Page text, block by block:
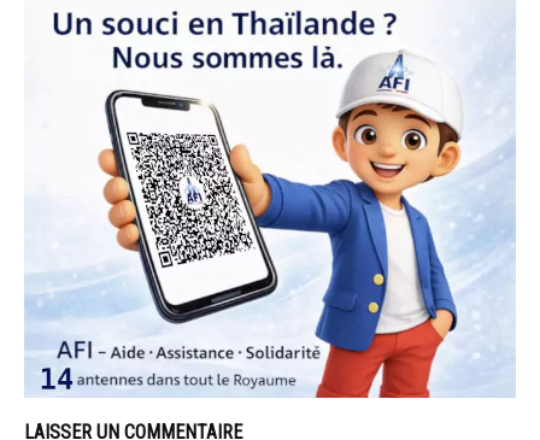
LAISSER UN COMMENTAIRE